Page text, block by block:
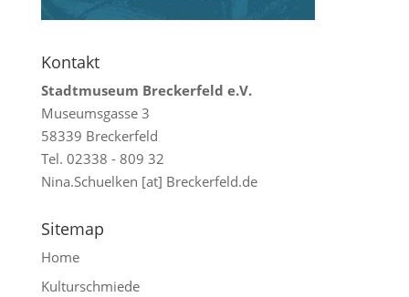
Kontakt
Stadtmuseum Breckerfeld e.V.
Museumsgasse 3
58339 Breckerfeld
Tel. 02338 - 809 32
Nina.Schuelken [at] Breckerfeld.de
Sitemap
Home
Kulturschmiede